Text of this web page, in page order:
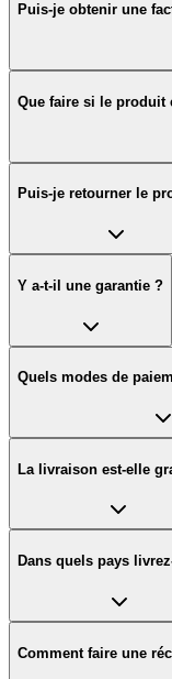
Puis-je obtenir une
Que faire si le produit
Puis-je retourner le
Y a-t-il une garantie ?
Quels modes de
La livraison est-elle
Dans quels pays
Comment faire une